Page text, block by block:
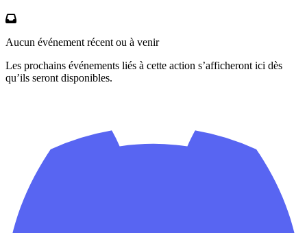
Aucun événement récent ou à venir
Les prochains événements liés à cette action s’afficheront ici dès
qu’ils seront disponibles.